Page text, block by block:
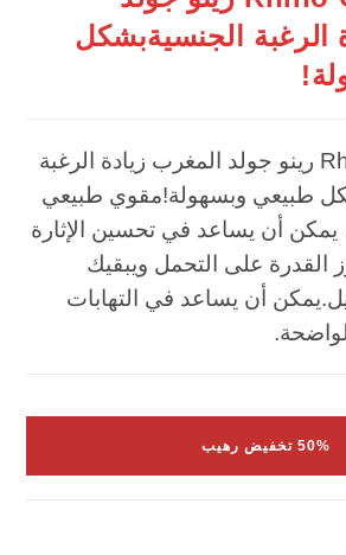
الرغبة الجنسيةبشكل
Rhino Gold maroc رينو جولد المغرب زيادة الرغبة
طبيعي وبسهولة!مقوي طبيعي
يمكن أن يساعد في تحسين الإثارة
القدرة على التحمل ويبقيك
أن يساعد في التهابات
50% تخفيض رهيب